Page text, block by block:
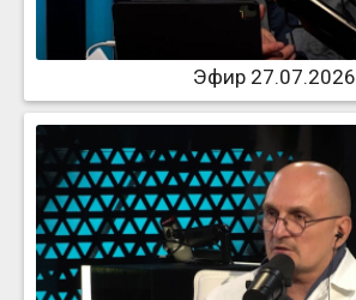
Эфир 27.07.2026